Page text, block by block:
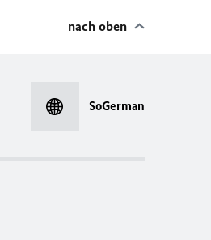
nach oben
SoGerman